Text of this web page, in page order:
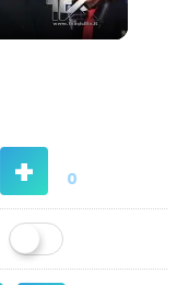
+ 0